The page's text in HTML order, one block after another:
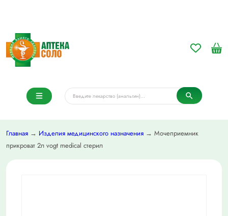
Главная → Изделия медицинского назначения → Мочеприемник
прикроват 2л vogt medical стерил